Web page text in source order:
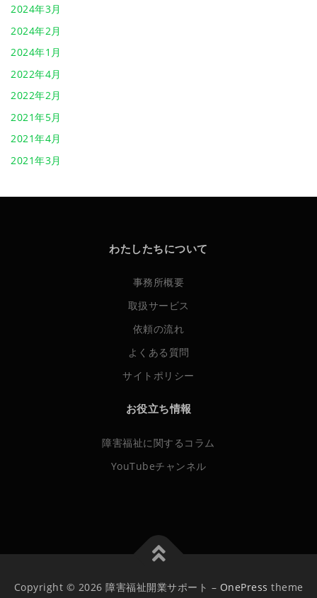
2024年3月
2024年2月
2024年1月
2022年4月
2022年2月
2021年5月
2021年4月
2021年3月
わたしたちについて
事務所概要
取扱サービス
依頼の流れ
よくある質問
サイトポリシー
お役立ち情報
障害福祉に関するコラム
YouTubeチャンネル
Copyright © 2026 障害福祉開業サポート – OnePress theme